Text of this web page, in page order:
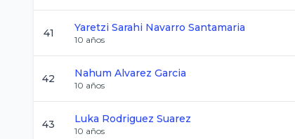
41 Yaretzi Sarahi Navarro Santamaria
10 años
42 Nahum Alvarez Garcia
10 años
43 Luka Rodriguez Suarez
10 años